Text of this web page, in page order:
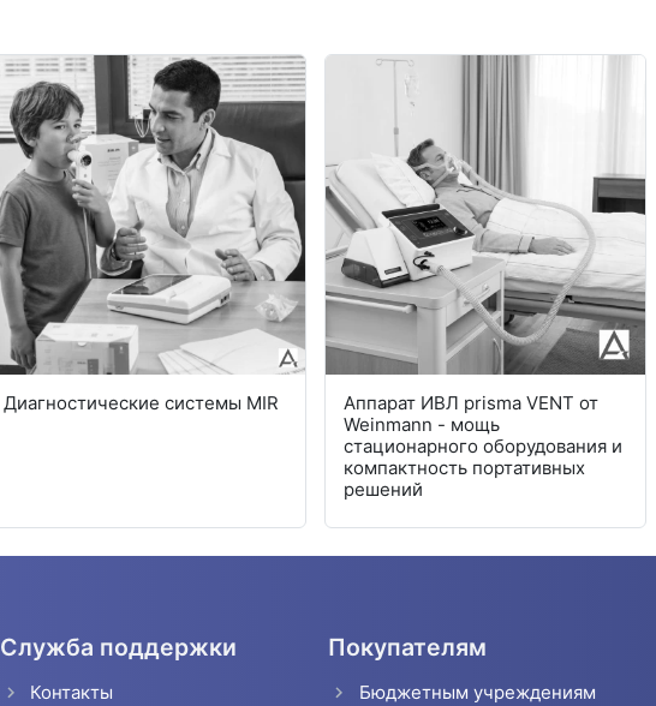
Диагностические системы MIR
Аппарат ИВЛ prisma VENT от
Weinmann - мощь
стационарного оборудования и
компактность портативных
решений
Служба поддержки
Контакты
Покупателям
Бюджетным учреждениям